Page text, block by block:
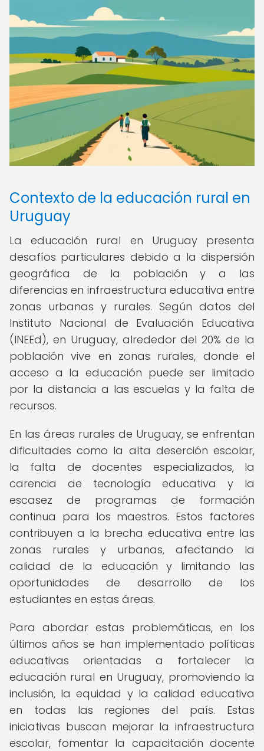
Contexto de la educación rural en
Uruguay
La educación rural en Uruguay presenta
desafíos particulares debido a la dispersión
geográfica de la población y a las
diferencias en infraestructura educativa entre
zonas urbanas y rurales. Según datos del
Instituto Nacional de Evaluación Educativa
(INEEd), en Uruguay, alrededor del 20% de la
población vive en zonas rurales, donde el
acceso a la educación puede ser limitado
por la distancia a las escuelas y la falta de
recursos.
En las áreas rurales de Uruguay, se enfrentan
dificultades como la alta deserción escolar,
la falta de docentes especializados, la
carencia de tecnología educativa y la
escasez de programas de formación
continua para los maestros. Estos factores
contribuyen a la brecha educativa entre las
zonas rurales y urbanas, afectando la
calidad de la educación y limitando las
oportunidades de desarrollo de los
estudiantes en estas áreas.
Para abordar estas problemáticas, en los
últimos años se han implementado políticas
educativas orientadas a fortalecer la
educación rural en Uruguay, promoviendo la
inclusión, la equidad y la calidad educativa
en todas las regiones del país. Estas
iniciativas buscan mejorar la infraestructura
escolar, fomentar la capacitación docente